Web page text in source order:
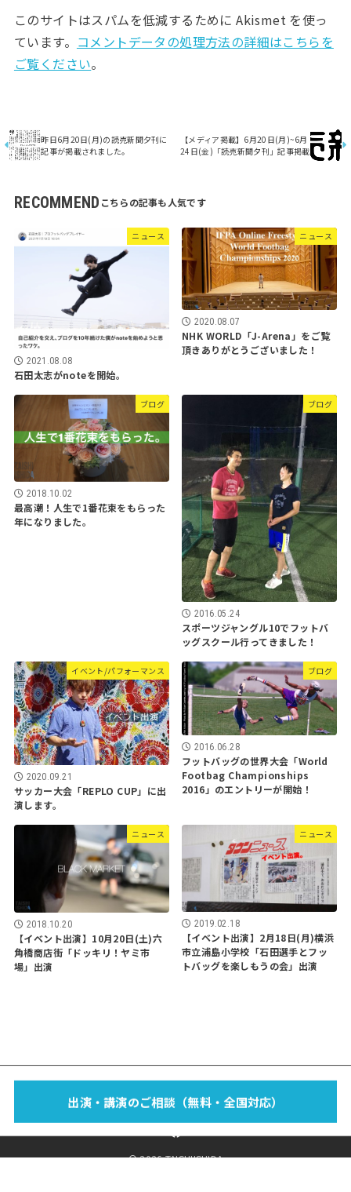
このサイトはスパムを低減するために Akismet を使っ
ています。 コメントデータの処理方法の詳細はこちらを
ご覧ください。
昨日6月20日(月)の読売新聞夕刊に
記事が掲載されました。
【メディア掲載】6月20日(月)~6月
24日(金)「読売新聞夕刊」記事掲載
RECOMMEND
ニュース
2021.08.08
石田太志がnoteを開始。
ニュース
2020.08.07
NHK WORLD「J-Arena」をご覧
頂きありがとうございました！
ブログ
2018.10.02
最高潮！人生で1番花束をもらった
年になりました。
ブログ
2016.05.24
スポーツジャングル10でフットバ
ッグスクール行ってきました！
イベント/パフォーマンス
2020.09.21
サッカー大会「REPLO CUP」に出
演します。
ブログ
2016.06.28
フットバッグの世界大会「World
Footbag Championships
2016」のエントリーが開始！
ニュース
2018.10.20
【イベント出演】10月20日(土)六
角橋商店街「ドッキリ！ヤミ市
場」出演
ニュース
2019.02.18
【イベント出演】2月18日(月)横浜
市立浦島小学校「石田選手とフッ
トバッグを楽しもうの会」出演
出演・講演のご相談（無料・全国対応）
FOOTBAG？
BLOG SPONSOR SHOP CONTACT
© 2026 TAISHIISHIDA